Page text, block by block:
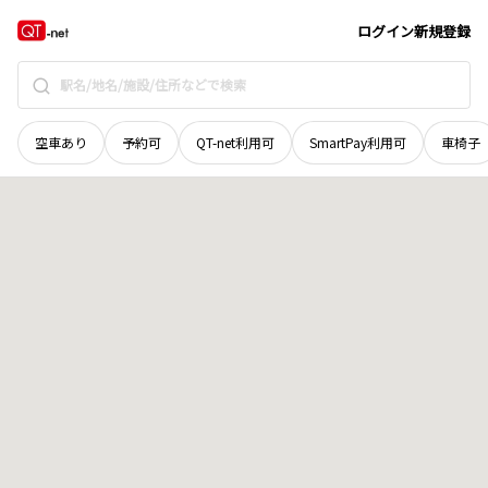
ログイン新規登録
空車あり 予約可 QT-net利用可 SmartPay利用可 車椅子
北海道